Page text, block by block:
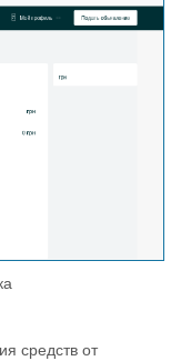
средств от